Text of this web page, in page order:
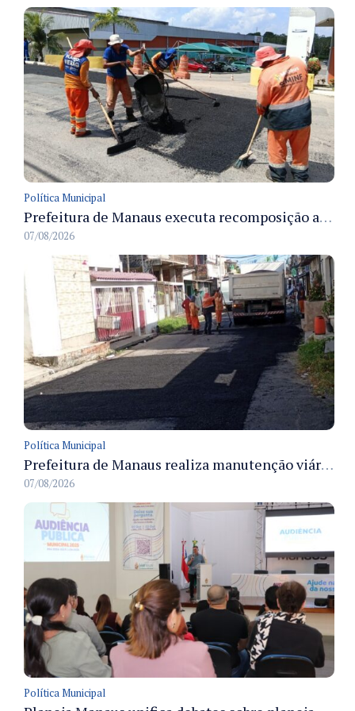
Política Municipal
Prefeitura de Manaus executa recomposição asfáltica na rua Anhandui e retoma serviços no bairro Flores
07/08/2026
Política Municipal
Prefeitura de Manaus realiza manutenção viária e recupera pavimento na rua Almir Pedreiras em Petrópolis
07/08/2026
Política Municipal